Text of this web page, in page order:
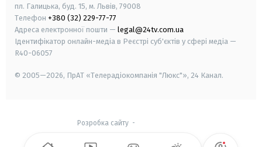
пл. Галицька, буд. 15, м. Львів, 79008
Телефон +380 (32) 229-77-77
Адреса електронної пошти — legal@24tv.com.ua
Ідентифікатор онлайн-медіа в Реєстрі суб'єктів у сфері медіа —
R40-06057
© 2005—2026, ПрАТ «Телерадіокомпанія "Люкс"», 24 Канал.
Розробка сайту-